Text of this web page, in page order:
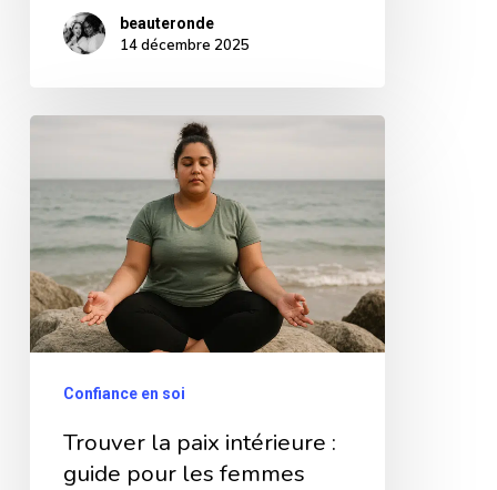
beauteronde
14 décembre 2025
paix
intérieure
:
guide
pour
rondes
Confiance en soi
Trouver la paix intérieure :
guide pour les femmes